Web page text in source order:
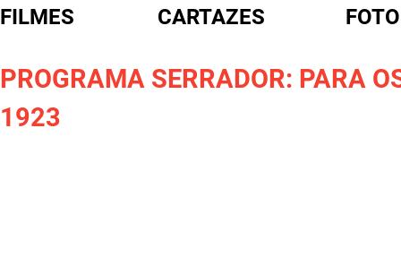
FILMES CARTAZES
PROGRAMA SERRADOR: PARA
1923
FORMULÁRIO DE BUSCA